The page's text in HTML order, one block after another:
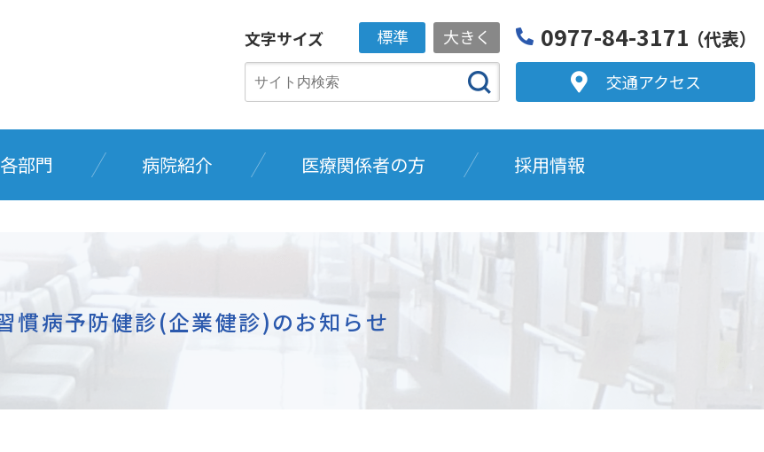
文字サイズ 標準 大きく 0977-84-3171 （代表）
交通アクセス
部門 病院紹介 医療関係者の方 採用情報
慣病予防健診(企業健診)のお知らせ